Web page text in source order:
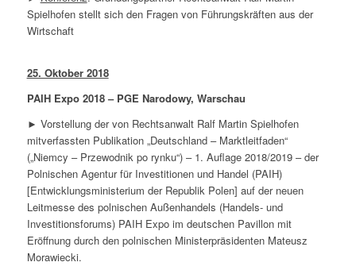
Spielhofen stellt sich den Fragen von Führungskräften aus der
Wirtschaft
25. Oktober 2018
PAIH Expo 2018 – PGE Narodowy, Warschau
► Vorstellung der von Rechtsanwalt Ralf Martin Spielhofen
mitverfassten Publikation „Deutschland – Marktleitfaden“
(„Niemcy – Przewodnik po rynku“) – 1. Auflage 2018/2019 – der
Polnischen Agentur für Investitionen und Handel (PAIH)
[Entwicklungsministerium der Republik Polen] auf der neuen
Leitmesse des polnischen Außenhandels (Handels- und
Investitionsforums) PAIH Expo im deutschen Pavillon mit
Eröffnung durch den polnischen Ministerpräsidenten Mateusz
Morawiecki.